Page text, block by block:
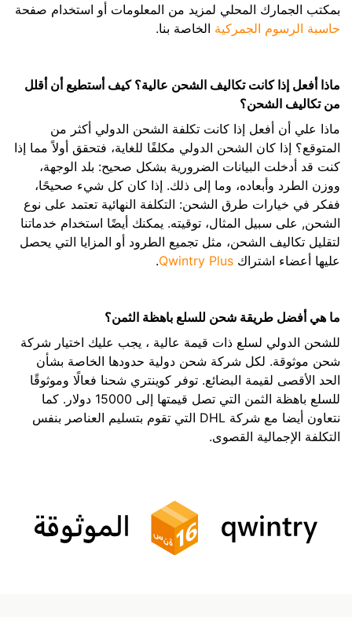
بمكتب الجمارك المحلي لمزيد من المعلومات أو استخدام صفحة
حاسبة الرسوم الجمركية الخاصة بنا.
ماذا أفعل إذا كانت تكاليف الشحن عالية؟ كيف أستطيع أن أقلل
من تكاليف الشحن؟
ماذا علي أن أفعل إذا كانت تكلفة الشحن الدولي أكثر من
المتوقع؟ إذا كان الشحن الدولي مكلفًا للغاية، فتحقق أولاً مما إذا
كنت قد أدخلت البيانات الضرورية بشكل صحيح: بلد الوجهة،
ووزن الطرد وأبعاده، وما إلى ذلك. إذا كان كل شيء صحيحًا،
ففكر في خيارات طرق الشحن: التكلفة النهائية تعتمد على نوع
الشحن, على سبيل المثال، توقيته. يمكنك أيضًا استخدام خدماتنا
لتقليل تكاليف الشحن، مثل تجميع الطرود أو المزايا التي يحصل
عليها أعضاء اشتراك Qwintry Plus
.
ما هي أفضل طريقة شحن للسلع باهظة الثمن؟
للشحن الدولي لسلع ذات قيمة عالية ، يجب عليك اختيار شركة
شحن موثوقة. لكل شركة شحن دولية حدودها الخاصة بشأن
الحد الأقصى لقيمة البضائع. توفر كوينتري شحنا فعالًا وموثوقًا
للسلع باهظة الثمن التي تصل قيمتها إلى 15000 دولار. كما
نتعاون أيضا مع شركة DHL التي تقوم بتسليم العناصر بنفس
التكلفة الإجمالية القصوى.